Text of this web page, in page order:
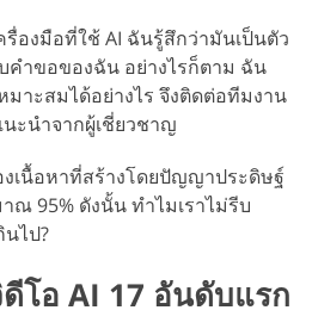
รื่องมือที่ใช้ AI ฉันรู้สึกว่ามันเป็นตัว
ำขอของฉัน อย่างไรก็ตาม ฉัน
มาะสมได้อย่างไร จึงติดต่อทีมงาน
ะนำจากผู้เชี่ยวชาญ
งเนื้อหาที่สร้างโดยปัญญาประดิษฐ์
ณ 95% ดังนั้น ทำไมเราไม่รีบ
ไป?
ดีโอ AI 17 อันดับแรก